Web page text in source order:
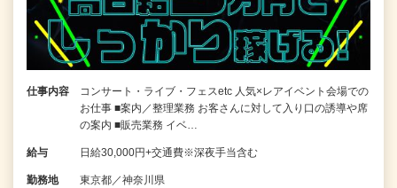
仕事内容
コンサート・ライブ・フェスetc 人気×レアイベント会場での
お仕事 ■案内／整理業務 お客さんに対して入り口の誘導や席
の案内 ■販売業務 イベ…
給与 日給30,000円+交通費※深夜手当含む
勤務地 東京都／神奈川県